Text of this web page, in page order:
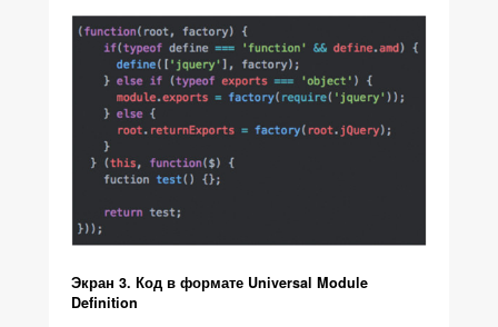
Экран 3. Код в формате Universal Module
Definition